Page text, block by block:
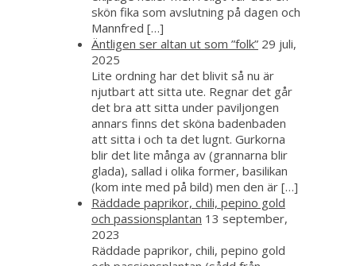
skön fika som avslutning på dagen och
Mannfred […]
Äntligen ser altan ut som ”folk” 29 juli,
2025
Lite ordning har det blivit så nu är
njutbart att sitta ute. Regnar det går
det bra att sitta under paviljongen
annars finns det sköna badenbaden
att sitta i och ta det lugnt. Gurkorna
blir det lite många av (grannarna blir
glada), sallad i olika former, basilikan
(kom inte med på bild) men den är […]
Räddade paprikor, chili, pepino gold
och passionsplantan 13 september,
2023
Räddade paprikor, chili, pepino gold